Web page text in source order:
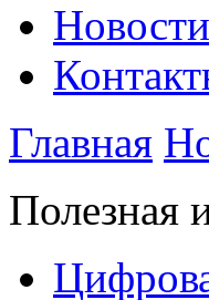
Новости
Главная
Полезная